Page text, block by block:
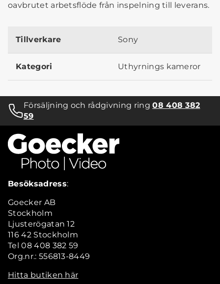
oavbrutet arbetsflöde från inspelning till leverans.
Tillverkare Sony
Kategori Uthyrnings kameror
Försäljning och rådgivning ring08 408 382
59
Besöksadress:
Goecker AB
Stockholm
Ljusterögatan 12
116 42 Stockholm
Tel 08 408 382 59
Org.nr.: 556813-8449
Hitta butiken här